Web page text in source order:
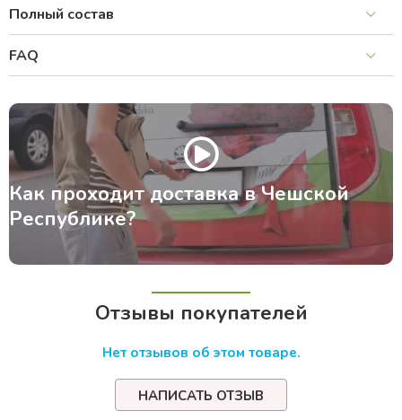
Полный состав
FAQ
Как проходит доставка в Чешской
Республике?
Отзывы покупателей
Нет отзывов об этом товаре.
НАПИСАТЬ ОТЗЫВ